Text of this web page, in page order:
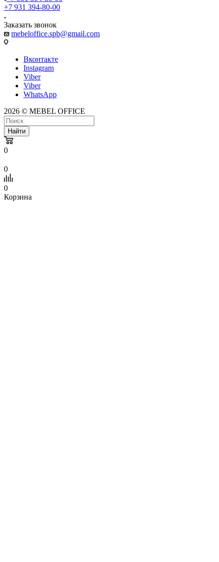
+7 931 394-80-00
Заказать звонок
mebeloffice.spb@gmail.com
Вконтакте
Instagram
Viber
Viber
WhatsApp
2026 © MEBEL OFFICE
Найти
0
0
0
Корзина